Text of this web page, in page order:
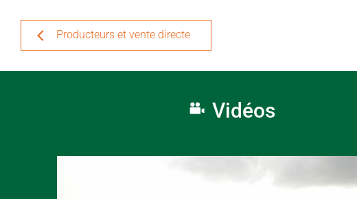
Producteurs et vente directe
Vidéos